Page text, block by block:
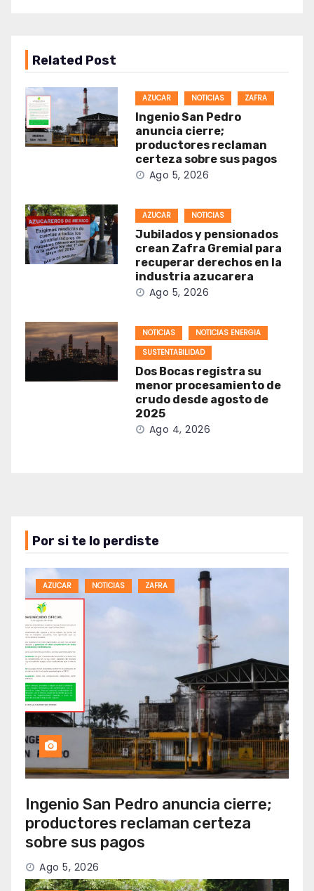
Related Post
AZUCAR NOTICIAS ZAFRA
Ingenio San Pedro
anuncia cierre;
productores reclaman
certeza sobre sus pagos
Ago 5, 2026
AZUCAR NOTICIAS
Jubilados y pensionados
crean Zafra Gremial para
recuperar derechos en la
industria azucarera
Ago 5, 2026
NOTICIAS
NOTICIAS ENERGIA
SUSTENTABILIDAD
Dos Bocas registra su
menor procesamiento de
crudo desde agosto de
2025
Ago 4, 2026
Por si te lo perdiste
AZUCAR NOTICIAS ZAFRA
Ingenio San Pedro anuncia cierre;
productores reclaman certeza
sobre sus pagos
Ago 5, 2026